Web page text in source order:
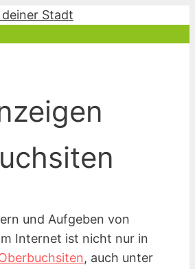
und Aufgeben von
Internet ist nicht nur in
, auch unter